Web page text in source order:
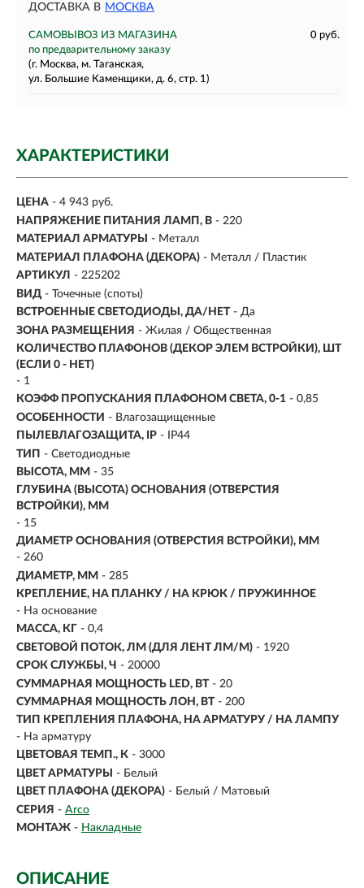
ДОСТАВКА В МОСКВА
САМОВЫВОЗ ИЗ МАГАЗИНА
0 руб.
по предварительному заказу
(г. Москва, м. Таганская,
ул. Большие Каменщики, д. 6, стр. 1)
ХАРАКТЕРИСТИКИ
ЦЕНА - 4 943 руб.
НАПРЯЖЕНИЕ ПИТАНИЯ ЛАМП, В - 220
МАТЕРИАЛ АРМАТУРЫ
- Металл
МАТЕРИАЛ ПЛАФОНА (ДЕКОРА) - Металл / Пластик
АРТИКУЛ - 225202
ВИД - Точечные (споты)
ВСТРОЕННЫЕ СВЕТОДИОДЫ, ДА/НЕТ - Да
ЗОНА РАЗМЕЩЕНИЯ - Жилая / Общественная
КОЛИЧЕСТВО ПЛАФОНОВ (ДЕКОР ЭЛЕМ ВСТРОЙКИ), ШТ
(ЕСЛИ 0 - НЕТ)
- 1
КОЭФФ ПРОПУСКАНИЯ ПЛАФОНОМ СВЕТА, 0-1 - 0,85
ОСОБЕННОСТИ - Влагозащищенные
ПЫЛЕВЛАГОЗАЩИТА, IP - IP44
ТИП - Светодиодные
ВЫСОТА, ММ - 35
ГЛУБИНА (ВЫСОТА) ОСНОВАНИЯ (ОТВЕРСТИЯ
ВСТРОЙКИ), ММ
- 15
ДИАМЕТР ОСНОВАНИЯ (ОТВЕРСТИЯ ВСТРОЙКИ), ММ
- 260
ДИАМЕТР, ММ - 285
КРЕПЛЕНИЕ, НА ПЛАНКУ / НА КРЮК / ПРУЖИННОЕ
- На основание
МАССА, КГ - 0,4
СВЕТОВОЙ ПОТОК, ЛМ (ДЛЯ ЛЕНТ ЛМ/М) - 1920
СРОК СЛУЖБЫ, Ч - 20000
СУММАРНАЯ МОЩНОСТЬ LED, ВТ - 20
СУММАРНАЯ МОЩНОСТЬ ЛОН, ВТ - 200
ТИП КРЕПЛЕНИЯ ПЛАФОНА, НА АРМАТУРУ / НА ЛАМПУ
- На арматуру
ЦВЕТОВАЯ ТЕМП., К - 3000
ЦВЕТ АРМАТУРЫ
- Белый
ЦВЕТ ПЛАФОНА (ДЕКОРА) - Белый / Матовый
СЕРИЯ - Arco
МОНТАЖ - Накладные
ОПИСАНИЕ